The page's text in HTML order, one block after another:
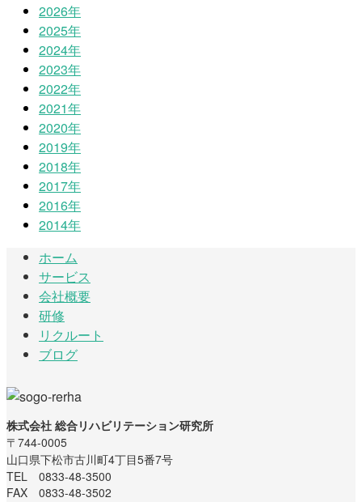
2026年
2025年
2024年
2023年
2022年
2021年
2020年
2019年
2018年
2017年
2016年
2014年
ホーム
サービス
会社概要
研修
リクルート
ブログ
株式会社 総合リハビリテーション研究所
〒744-0005
山口県下松市古川町4丁目5番7号
TEL 0833-48-3500
FAX 0833-48-3502